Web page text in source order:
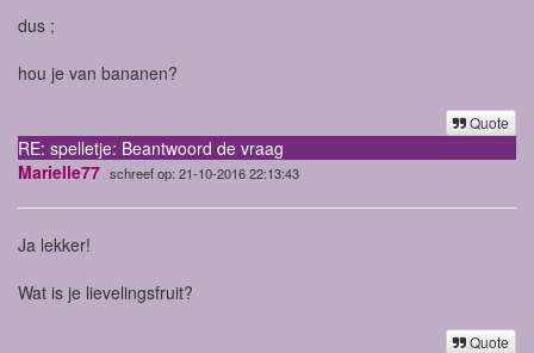
dus ;
hou je van bananen?
Quote
RE: spelletje: Beantwoord de vraag
Marielle77 schreef op: 21-10-2016 22:13:43
Ja lekker!
Wat is je lievelingsfruit?
Quote